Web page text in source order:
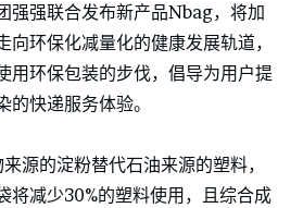
强强联合发布新产品Nbag，将加
向环保化减量化的健康发展轨道，
用环保包装的步伐，倡导为用户提
快递服务体验。
源的淀粉替代石油来源的塑料，
将减少30%的塑料使用，且综合成